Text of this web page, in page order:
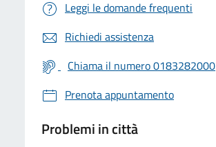
Leggi le domande frequenti
Richiedi assistenza
Chiama il numero 0183282000
Prenota appuntamento
Problemi in città